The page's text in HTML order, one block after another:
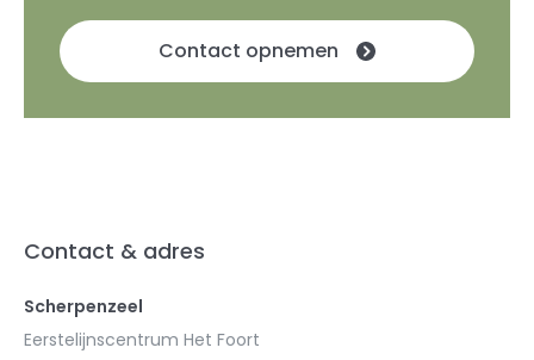
Contact opnemen
Contact & adres
Scherpenzeel
Eerstelijnscentrum Het Foort